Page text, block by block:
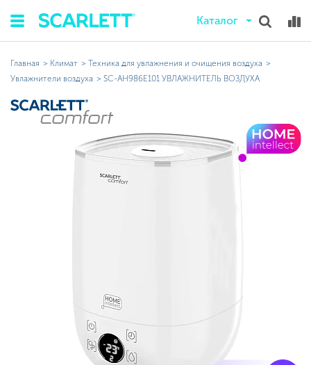
Каталог
Главная Климат
Техника для увлажнения и очищения воздуха
Увлажнители воздуха
SC-AH986E101 УВЛАЖНИТЕЛЬ ВОЗДУХА